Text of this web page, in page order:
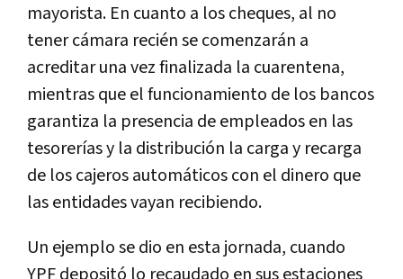
mayorista. En cuanto a los cheques, al no
tener cámara recién se comenzarán a
acreditar una vez finalizada la cuarentena,
mientras que el funcionamiento de los bancos
garantiza la presencia de empleados en las
tesorerías y la distribución la carga y recarga
de los cajeros automáticos con el dinero que
las entidades vayan recibiendo.
Un ejemplo se dio en esta jornada, cuando